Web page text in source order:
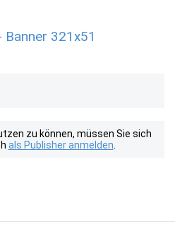
Banner 321x51
zu können, müssen Sie sich
als Publisher anmelden